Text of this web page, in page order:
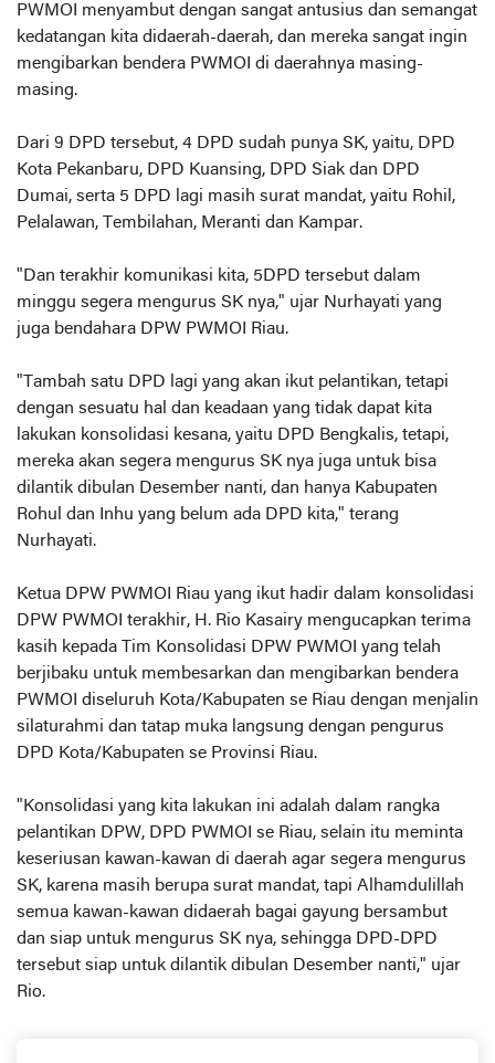
PWMOI menyambut dengan sangat antusius dan semangat
kedatangan kita didaerah-daerah, dan mereka sangat ingin
mengibarkan bendera PWMOI di daerahnya masing-
masing.
Dari 9 DPD tersebut, 4 DPD sudah punya SK, yaitu, DPD
Kota Pekanbaru, DPD Kuansing, DPD Siak dan DPD
Dumai, serta 5 DPD lagi masih surat mandat, yaitu Rohil,
Pelalawan, Tembilahan, Meranti dan Kampar.
"Dan terakhir komunikasi kita, 5DPD tersebut dalam
minggu segera mengurus SK nya," ujar Nurhayati yang
juga bendahara DPW PWMOI Riau.
"Tambah satu DPD lagi yang akan ikut pelantikan, tetapi
dengan sesuatu hal dan keadaan yang tidak dapat kita
lakukan konsolidasi kesana, yaitu DPD Bengkalis, tetapi,
mereka akan segera mengurus SK nya juga untuk bisa
dilantik dibulan Desember nanti, dan hanya Kabupaten
Rohul dan Inhu yang belum ada DPD kita," terang
Nurhayati.
Ketua DPW PWMOI Riau yang ikut hadir dalam konsolidasi
DPW PWMOI terakhir, H. Rio Kasairy mengucapkan terima
kasih kepada Tim Konsolidasi DPW PWMOI yang telah
berjibaku untuk membesarkan dan mengibarkan bendera
PWMOI diseluruh Kota/Kabupaten se Riau dengan menjalin
silaturahmi dan tatap muka langsung dengan pengurus
DPD Kota/Kabupaten se Provinsi Riau.
"Konsolidasi yang kita lakukan ini adalah dalam rangka
pelantikan DPW, DPD PWMOI se Riau, selain itu meminta
keseriusan kawan-kawan di daerah agar segera mengurus
SK, karena masih berupa surat mandat, tapi Alhamdulillah
semua kawan-kawan didaerah bagai gayung bersambut
dan siap untuk mengurus SK nya, sehingga DPD-DPD
tersebut siap untuk dilantik dibulan Desember nanti," ujar
Rio.